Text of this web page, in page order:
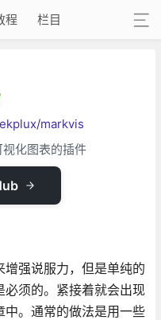
程 栏目
markvis
化图表的插件
强说服力，但是单纯的
须的。紧接着就会出现
。通常的做法是用一些